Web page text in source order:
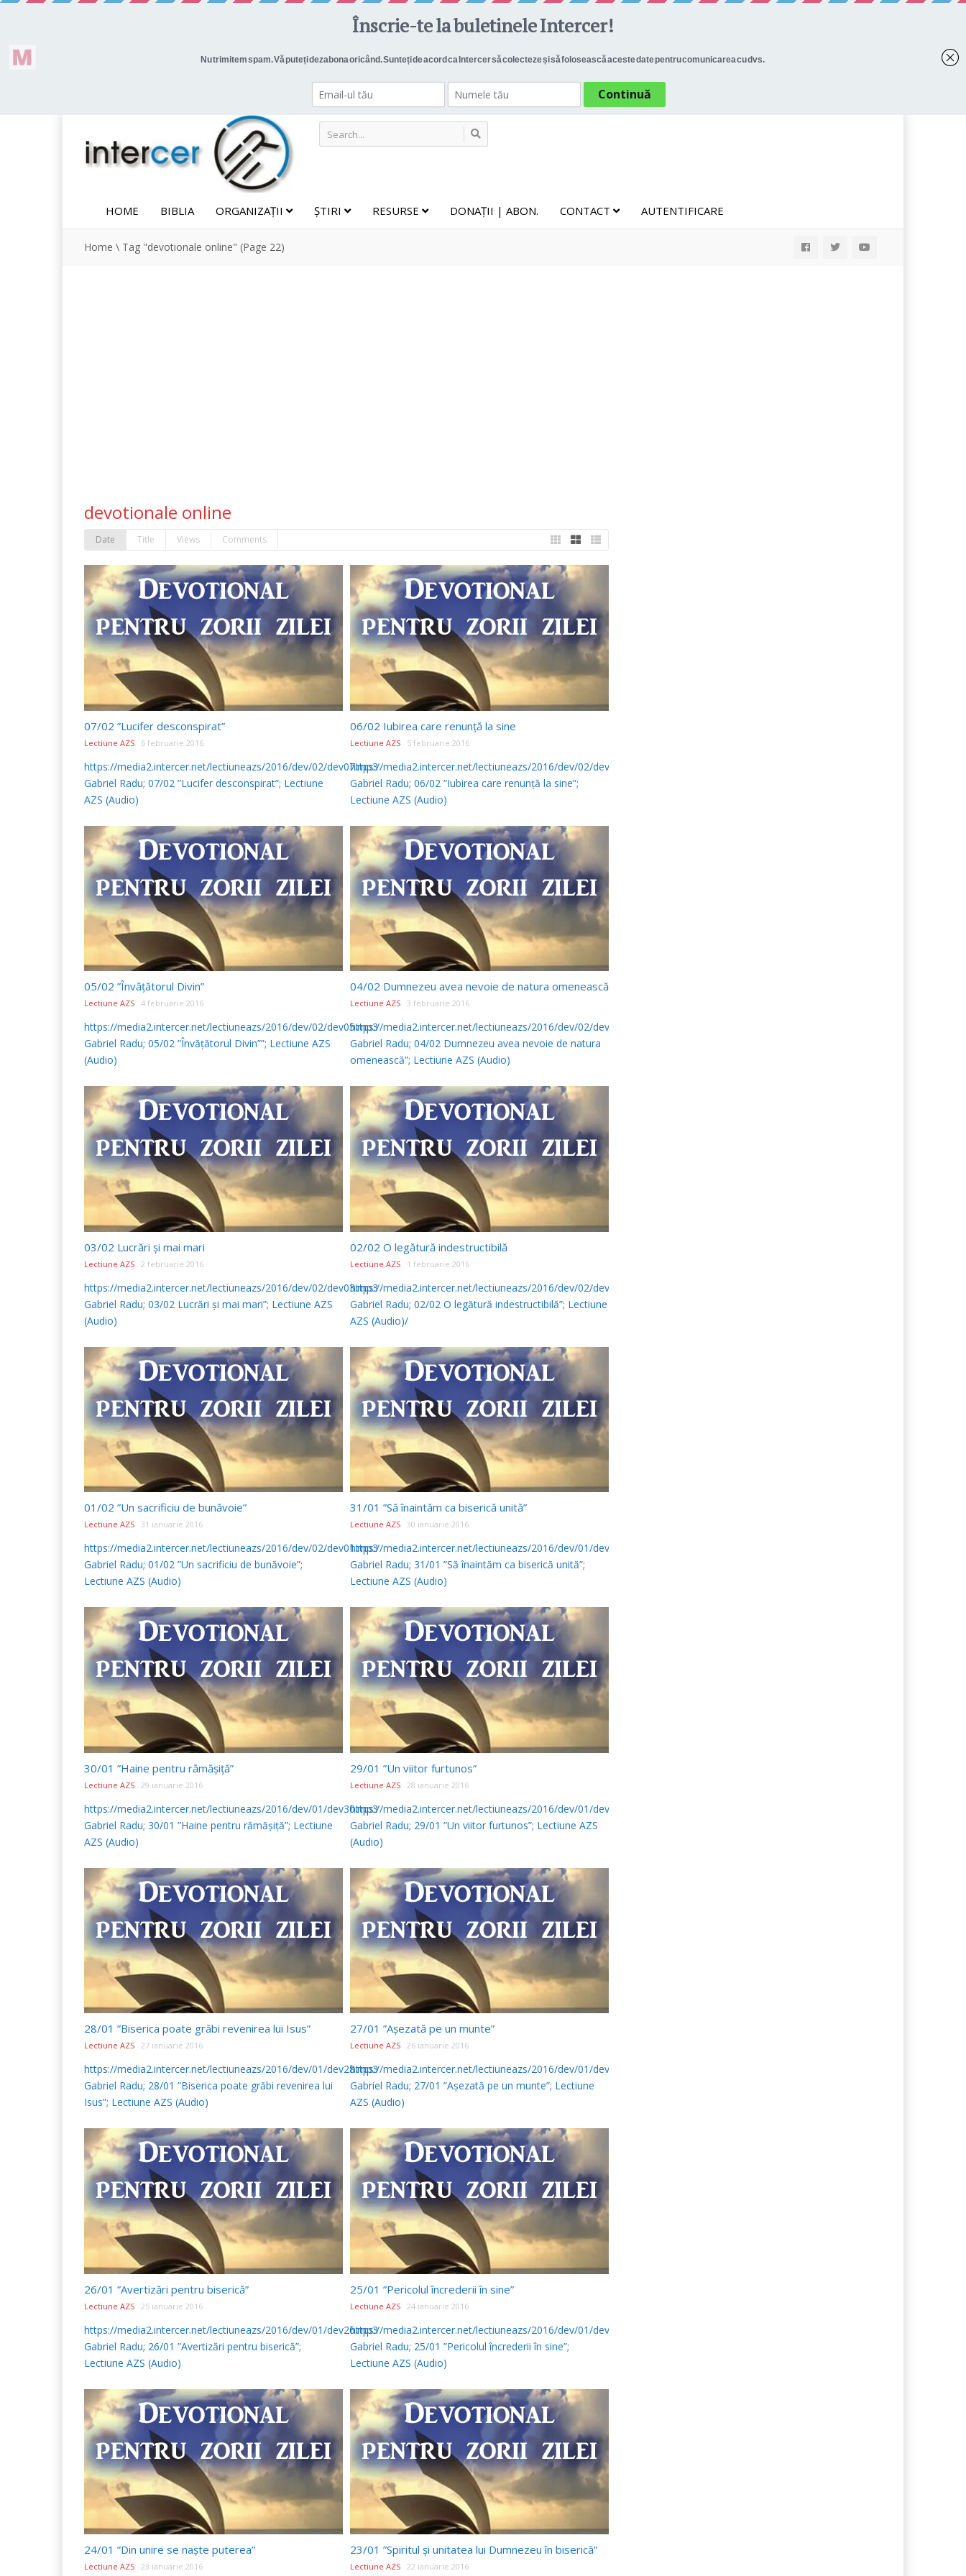
HOME BIBLIA ORGANIZAȚII ȘTIRI RESURSE DONAȚII | ABON. CONTACT AUTENTIFICARE
Home \ Tag "devotionale online" (Page 22)
devotionale online
Date Title Views Comments
07/02 ”Lucifer desconspirat”
Lectiune AZS 6 februarie 2016
https://media2.intercer.net/lectiuneazs/2016/dev/02/dev07.mp3
Gabriel Radu; 07/02 ”Lucifer desconspirat”; Lectiune
AZS (Audio)
06/02 Iubirea care renunță la sine
Lectiune AZS 5 februarie 2016
https://media2.intercer.net/lectiuneazs/2016/dev/02/dev06.mp3
Gabriel Radu; 06/02 ”Iubirea care renunță la sine”;
Lectiune AZS (Audio)
05/02 ”Învățătorul Divin”
Lectiune AZS 4 februarie 2016
https://media2.intercer.net/lectiuneazs/2016/dev/02/dev05.mp3
Gabriel Radu; 05/02 ”Învățătorul Divin””; Lectiune AZS
(Audio)
04/02 Dumnezeu avea nevoie de natura omenească
Lectiune AZS 3 februarie 2016
https://media2.intercer.net/lectiuneazs/2016/dev/02/dev04.mp3
Gabriel Radu; 04/02 Dumnezeu avea nevoie de natura
omenească”; Lectiune AZS (Audio)
03/02 Lucrări și mai mari
Lectiune AZS 2 februarie 2016
https://media2.intercer.net/lectiuneazs/2016/dev/02/dev03.mp3
Gabriel Radu; 03/02 Lucrări și mai mari”; Lectiune AZS
(Audio)
02/02 O legătură indestructibilă
Lectiune AZS 1 februarie 2016
https://media2.intercer.net/lectiuneazs/2016/dev/02/dev02.mp3
Gabriel Radu; 02/02 O legătură indestructibilă”; Lectiune
AZS (Audio)/
01/02 ”Un sacrificiu de bunăvoie”
Lectiune AZS 31 ianuarie 2016
https://media2.intercer.net/lectiuneazs/2016/dev/02/dev01.mp3
Gabriel Radu; 01/02 ”Un sacrificiu de bunăvoie”;
Lectiune AZS (Audio)
31/01 ”Să înaintăm ca biserică unită”
Lectiune AZS 30 ianuarie 2016
https://media2.intercer.net/lectiuneazs/2016/dev/01/dev31.mp3
Gabriel Radu; 31/01 ”Să înaintăm ca biserică unită”;
Lectiune AZS (Audio)
30/01 ”Haine pentru rămășiță”
Lectiune AZS 29 ianuarie 2016
https://media2.intercer.net/lectiuneazs/2016/dev/01/dev30.mp3
Gabriel Radu; 30/01 ”Haine pentru rămășiță”; Lectiune
AZS (Audio)
29/01 ”Un viitor furtunos”
Lectiune AZS 28 ianuarie 2016
https://media2.intercer.net/lectiuneazs/2016/dev/01/dev29.mp3
Gabriel Radu; 29/01 ”Un viitor furtunos”; Lectiune AZS
(Audio)
28/01 ”Biserica poate grăbi revenirea lui Isus”
Lectiune AZS 27 ianuarie 2016
https://media2.intercer.net/lectiuneazs/2016/dev/01/dev28.mp3
Gabriel Radu; 28/01 ”Biserica poate grăbi revenirea lui
Isus”; Lectiune AZS (Audio)
27/01 ”Așezată pe un munte”
Lectiune AZS 26 ianuarie 2016
https://media2.intercer.net/lectiuneazs/2016/dev/01/dev27.mp3
Gabriel Radu; 27/01 ”Așezată pe un munte”; Lectiune
AZS (Audio)
26/01 ”Avertizări pentru biserică”
Lectiune AZS 25 ianuarie 2016
https://media2.intercer.net/lectiuneazs/2016/dev/01/dev26.mp3
Gabriel Radu; 26/01 ”Avertizări pentru biserică”;
Lectiune AZS (Audio)
25/01 ”Pericolul încrederii în sine”
Lectiune AZS 24 ianuarie 2016
https://media2.intercer.net/lectiuneazs/2016/dev/01/dev25.mp3
Gabriel Radu; 25/01 ”Pericolul încrederii în sine”;
Lectiune AZS (Audio)
24/01 ”Din unire se naște puterea”
Lectiune AZS 23 ianuarie 2016
23/01 ”Spiritul și unitatea lui Dumnezeu în biserică”
Lectiune AZS 22 ianuarie 2016